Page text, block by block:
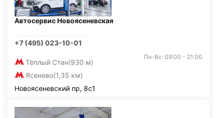
Автосервис Новоясеневская
+7 (495) 023-10-01
Тёплый Стан(930 м)
Ясенево(1,35 км)
Пн-Вс: 09:00 - 21:00
Новоясеневский пр, 8с1